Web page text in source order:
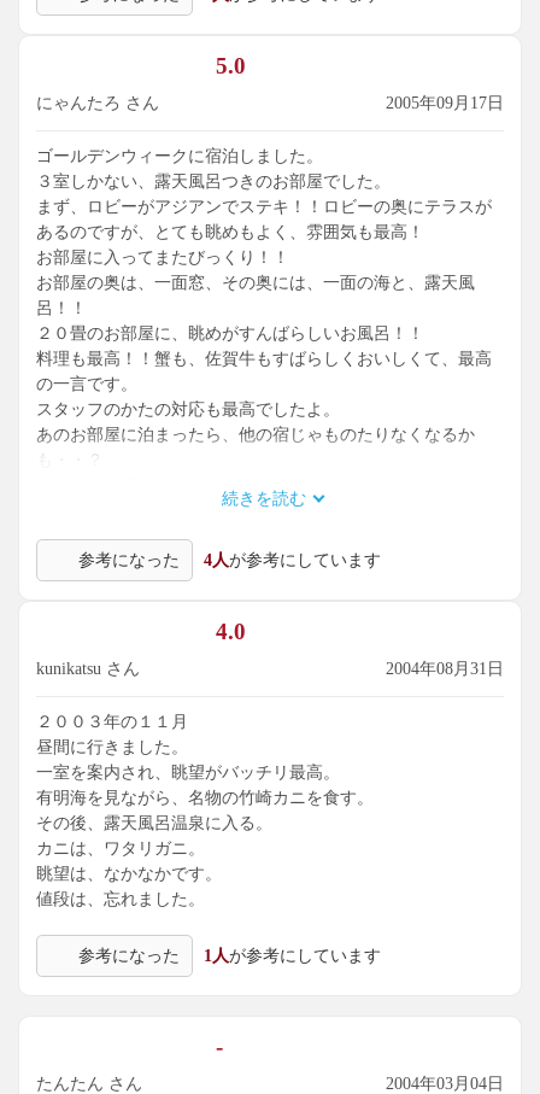
5.0
にゃんたろ さん 2005年09月17日
ゴールデンウィークに宿泊しました。
３室しかない、露天風呂つきのお部屋でした。
まず、ロビーがアジアンでステキ！！ロビーの奥にテラスが
あるのですが、とても眺めもよく、雰囲気も最高！
お部屋に入ってまたびっくり！！
お部屋の奥は、一面窓、その奥には、一面の海と、露天風
呂！！
２０畳のお部屋に、眺めがすんばらしいお風呂！！
料理も最高！！蟹も、佐賀牛もすばらしくおいしくて、最高
の一言です。
スタッフのかたの対応も最高でしたよ。
あのお部屋に泊まったら、他の宿じゃものたりなくなるか
も・・？
ぜひぜひ、露天風呂付のお部屋に泊まってください！
料金は、GW価格、そして、最高のお料理で、一人26000円ほ
平日だと、もちろんもっとおやすいです。
続きを読む
参考になった 4人が参考にしています
4.0
kunikatsu さん 2004年08月31日
２００３年の１１月
昼間に行きました。
一室を案内され、眺望がバッチリ最高。
有明海を見ながら、名物の竹崎カニを食す。
その後、露天風呂温泉に入る。
カニは、ワタリガニ。
眺望は、なかなかです。
値段は、忘れました。
参考になった 1人が参考にしています
-
たんたん さん 2004年03月04日